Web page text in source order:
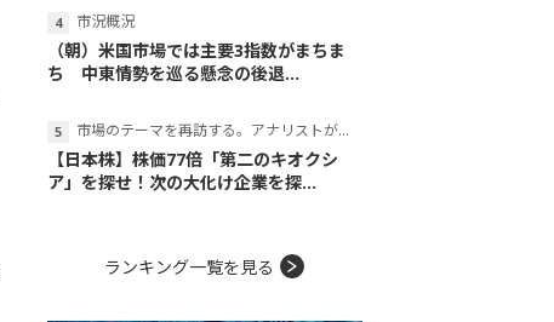
市況概況
（朝）米国市場では主要3指数がまちま
ち 中東情勢を巡る懸念の後退...
市場のテーマを再訪する。アナリストが読み解くテーマの本質
【日本株】株価77倍「第二のキオクシ
ア」を探せ！次の大化け企業を探...
ランキング一覧を見る